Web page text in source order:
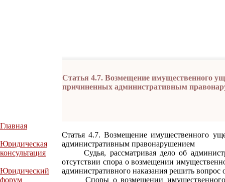
Статья 4.7. Возмещение имущественного
причиненных административным
Главная
Юридическая
консультация
Юридический
форум
Статья 4.7. Возмещение имущественного
административным правонарушением
Судья, рассматривая дело об
отсутствии спора о возмещении
административного наказания решить
Споры о возмещении имущественного